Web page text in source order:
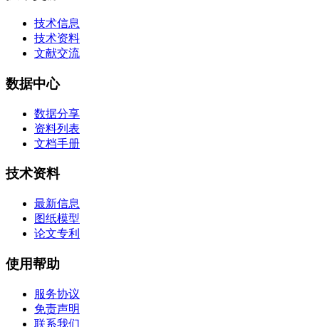
技术信息
技术资料
文献交流
数据中心
数据分享
资料列表
文档手册
技术资料
最新信息
图纸模型
论文专利
使用帮助
服务协议
免责声明
联系我们